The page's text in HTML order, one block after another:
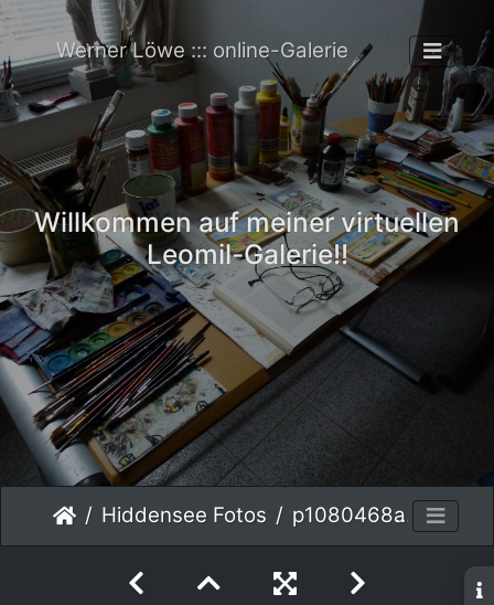
Werner Löwe ::: online-Galerie
Willkommen auf meiner virtuellen
Leomil-Galerie!!
Hiddensee Fotos p1080468a